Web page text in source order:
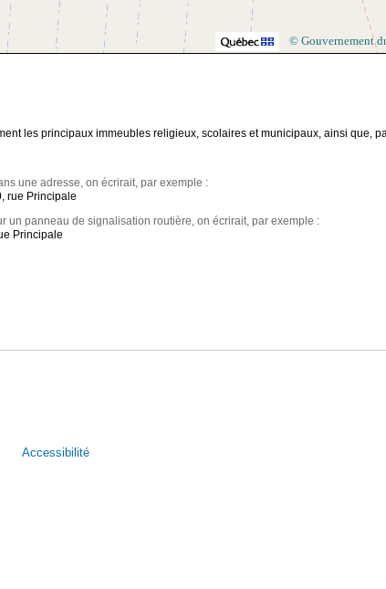
© Gouvernement
les principaux immeubles religieux, scolaires et municipaux, ainsi que,
une adresse, on écrirait, par exemple :
rue Principale
un panneau de signalisation routière, on écrirait, par exemple :
Principale
Accessibilité